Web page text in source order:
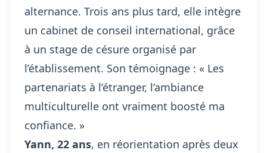
alternance. Trois ans plus tard, elle intègre
un cabinet de conseil international, grâce
à un stage de césure organisé par
l’établissement. Son témoignage : « Les
partenariats à l’étranger, l’ambiance
multiculturelle ont vraiment boosté ma
confiance. »
Yann, 22 ans, en réorientation après deux